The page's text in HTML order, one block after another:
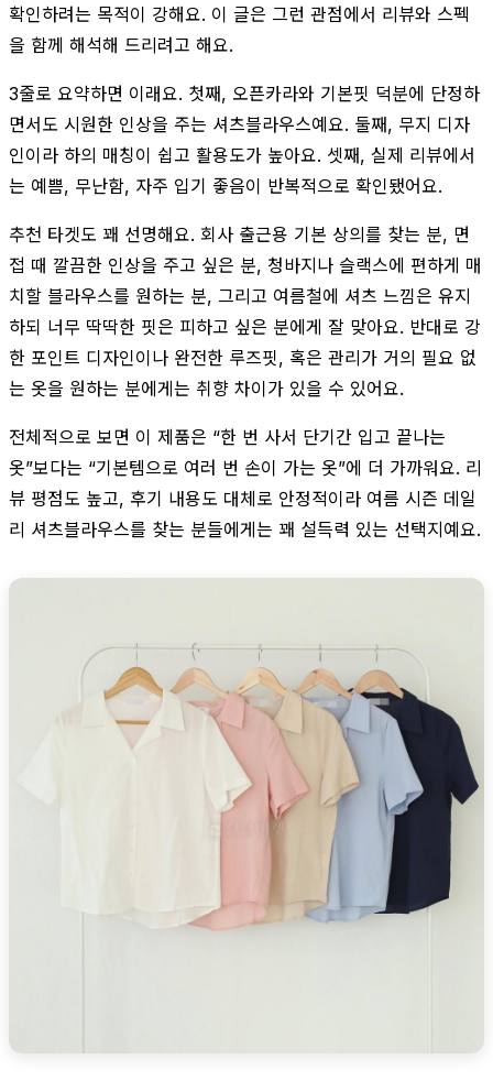
확인하려는 목적이 강해요. 이 글은 그런 관점에서 리뷰와 스펙
을 함께 해석해 드리려고 해요.
3줄로 요약하면 이래요. 첫째, 오픈카라와 기본핏 덕분에 단정하
면서도 시원한 인상을 주는 셔츠블라우스예요. 둘째, 무지 디자
인이라 하의 매칭이 쉽고 활용도가 높아요. 셋째, 실제 리뷰에서
는 예쁨, 무난함, 자주 입기 좋음이 반복적으로 확인됐어요.
추천 타겟도 꽤 선명해요. 회사 출근용 기본 상의를 찾는 분, 면
접 때 깔끔한 인상을 주고 싶은 분, 청바지나 슬랙스에 편하게 매
치할 블라우스를 원하는 분, 그리고 여름철에 셔츠 느낌은 유지
하되 너무 딱딱한 핏은 피하고 싶은 분에게 잘 맞아요. 반대로 강
한 포인트 디자인이나 완전한 루즈핏, 혹은 관리가 거의 필요 없
는 옷을 원하는 분에게는 취향 차이가 있을 수 있어요.
전체적으로 보면 이 제품은 “한 번 사서 단기간 입고 끝나는
옷”보다는 “기본템으로 여러 번 손이 가는 옷”에 더 가까워요. 리
뷰 평점도 높고, 후기 내용도 대체로 안정적이라 여름 시즌 데일
리 셔츠블라우스를 찾는 분들에게는 꽤 설득력 있는 선택지예요.